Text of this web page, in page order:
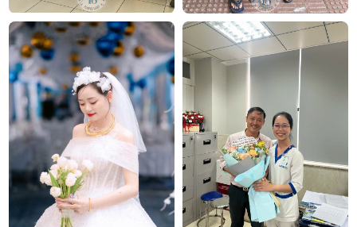
Đánh giá product này